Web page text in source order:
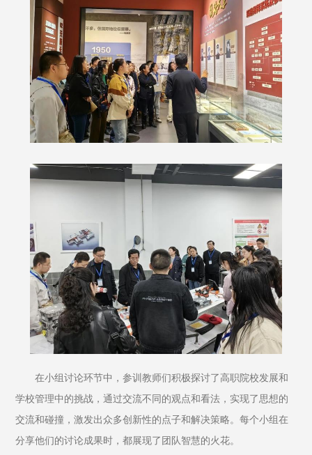
在小组讨论环节中，参训教师们积极探讨了高职院校发展和
学校管理中的挑战，通过交流不同的观点和看法，实现了思想的
交流和碰撞，激发出众多创新性的点子和解决策略。每个小组在
分享他们的讨论成果时，都展现了团队智慧的火花。